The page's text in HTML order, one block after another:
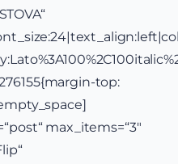
top:
max_items=“3″